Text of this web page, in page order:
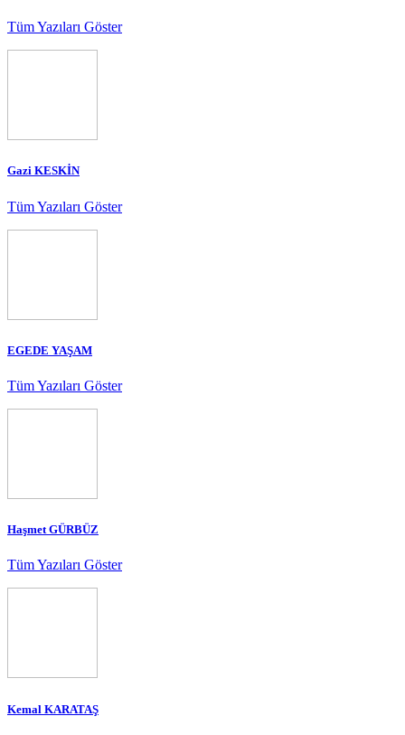
Tüm Yazıları Göster
Gazi KESKİN
Tüm Yazıları Göster
EGEDE YAŞAM
Tüm Yazıları Göster
Haşmet GÜRBÜZ
Tüm Yazıları Göster
Kemal KARATAŞ